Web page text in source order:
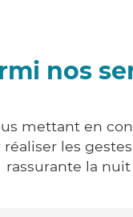
nos
mettant en
les
rassurante la nuit